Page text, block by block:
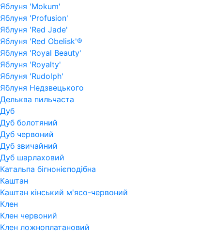
Яблуня 'Mokum'
Яблуня 'Profusion'
Яблуня 'Red Jade'
Яблуня 'Red Obelisk'®
Яблуня 'Royal Beauty'
Яблуня 'Royalty'
Яблуня 'Rudolph'
Яблуня Недзвецького
Дельква пильчаста
Дуб
Дуб болотяний
Дуб червоний
Дуб звичайний
Дуб шарлаховий
Катальпа бігнонієподібна
Каштан
Каштан кінський м'ясо-червоний
Клен
Клен червоний
Клен ложноплатановий